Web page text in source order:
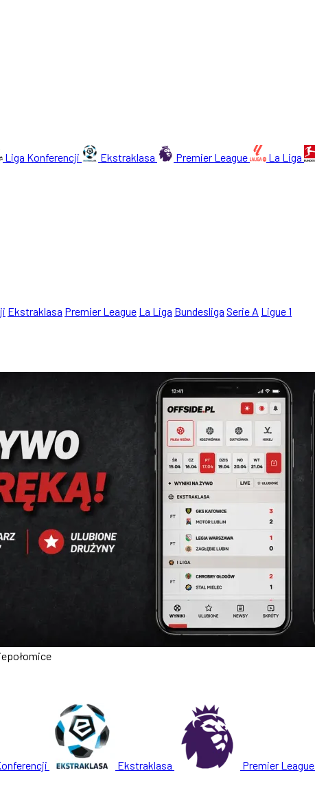
Liga Konferencji Ekstraklasa Premier League La Liga
Ekstraklasa Premier League La Liga Bundesliga Serie A Ligue 1
Ekstraklasa Premier League